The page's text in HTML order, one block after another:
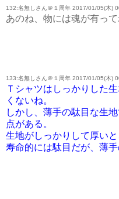
132:名無しさん＠１周年 2017/01/05(木)
あのね、物には魂が有って
133:名無しさん＠１周年 2017/01/05(木)
Ｔシャツはしっかりした
くないね。
しかし、薄手の駄目な生
点がある。
生地がしっかりして厚い
寿命的には駄目だが、薄